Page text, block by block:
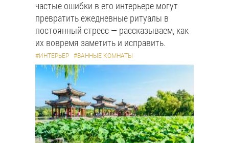
частые ошибки в его интерьере могут
превратить ежедневные ритуалы в
постоянный стресс — рассказываем, как
их вовремя заметить и исправить.
#ИНТЕРЬЕР #ВАННЫЕ КОМНАТЫ